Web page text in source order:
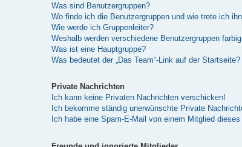
Was sind Benutzergruppen?
Wo finde ich die Benutzergruppen und wie trete ich
Wie werde ich Gruppenleiter?
Weshalb werden verschiedene Benutzergruppen
Was ist eine Hauptgruppe?
Was bedeutet der „Das Team“-Link auf der Startseite?
Private Nachrichten
Ich kann keine Privaten Nachrichten verschicken!
Ich bekomme ständig unerwünschte Private
Ich habe eine Spam-E-Mail von einem Mitglied